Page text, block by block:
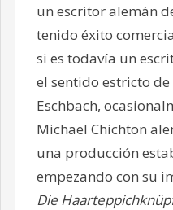
un escritor alemán
tenido éxito
si es todavía un
el sentido estricto
Eschbach,
Michael Chichton
una producción
empezando con su
Die